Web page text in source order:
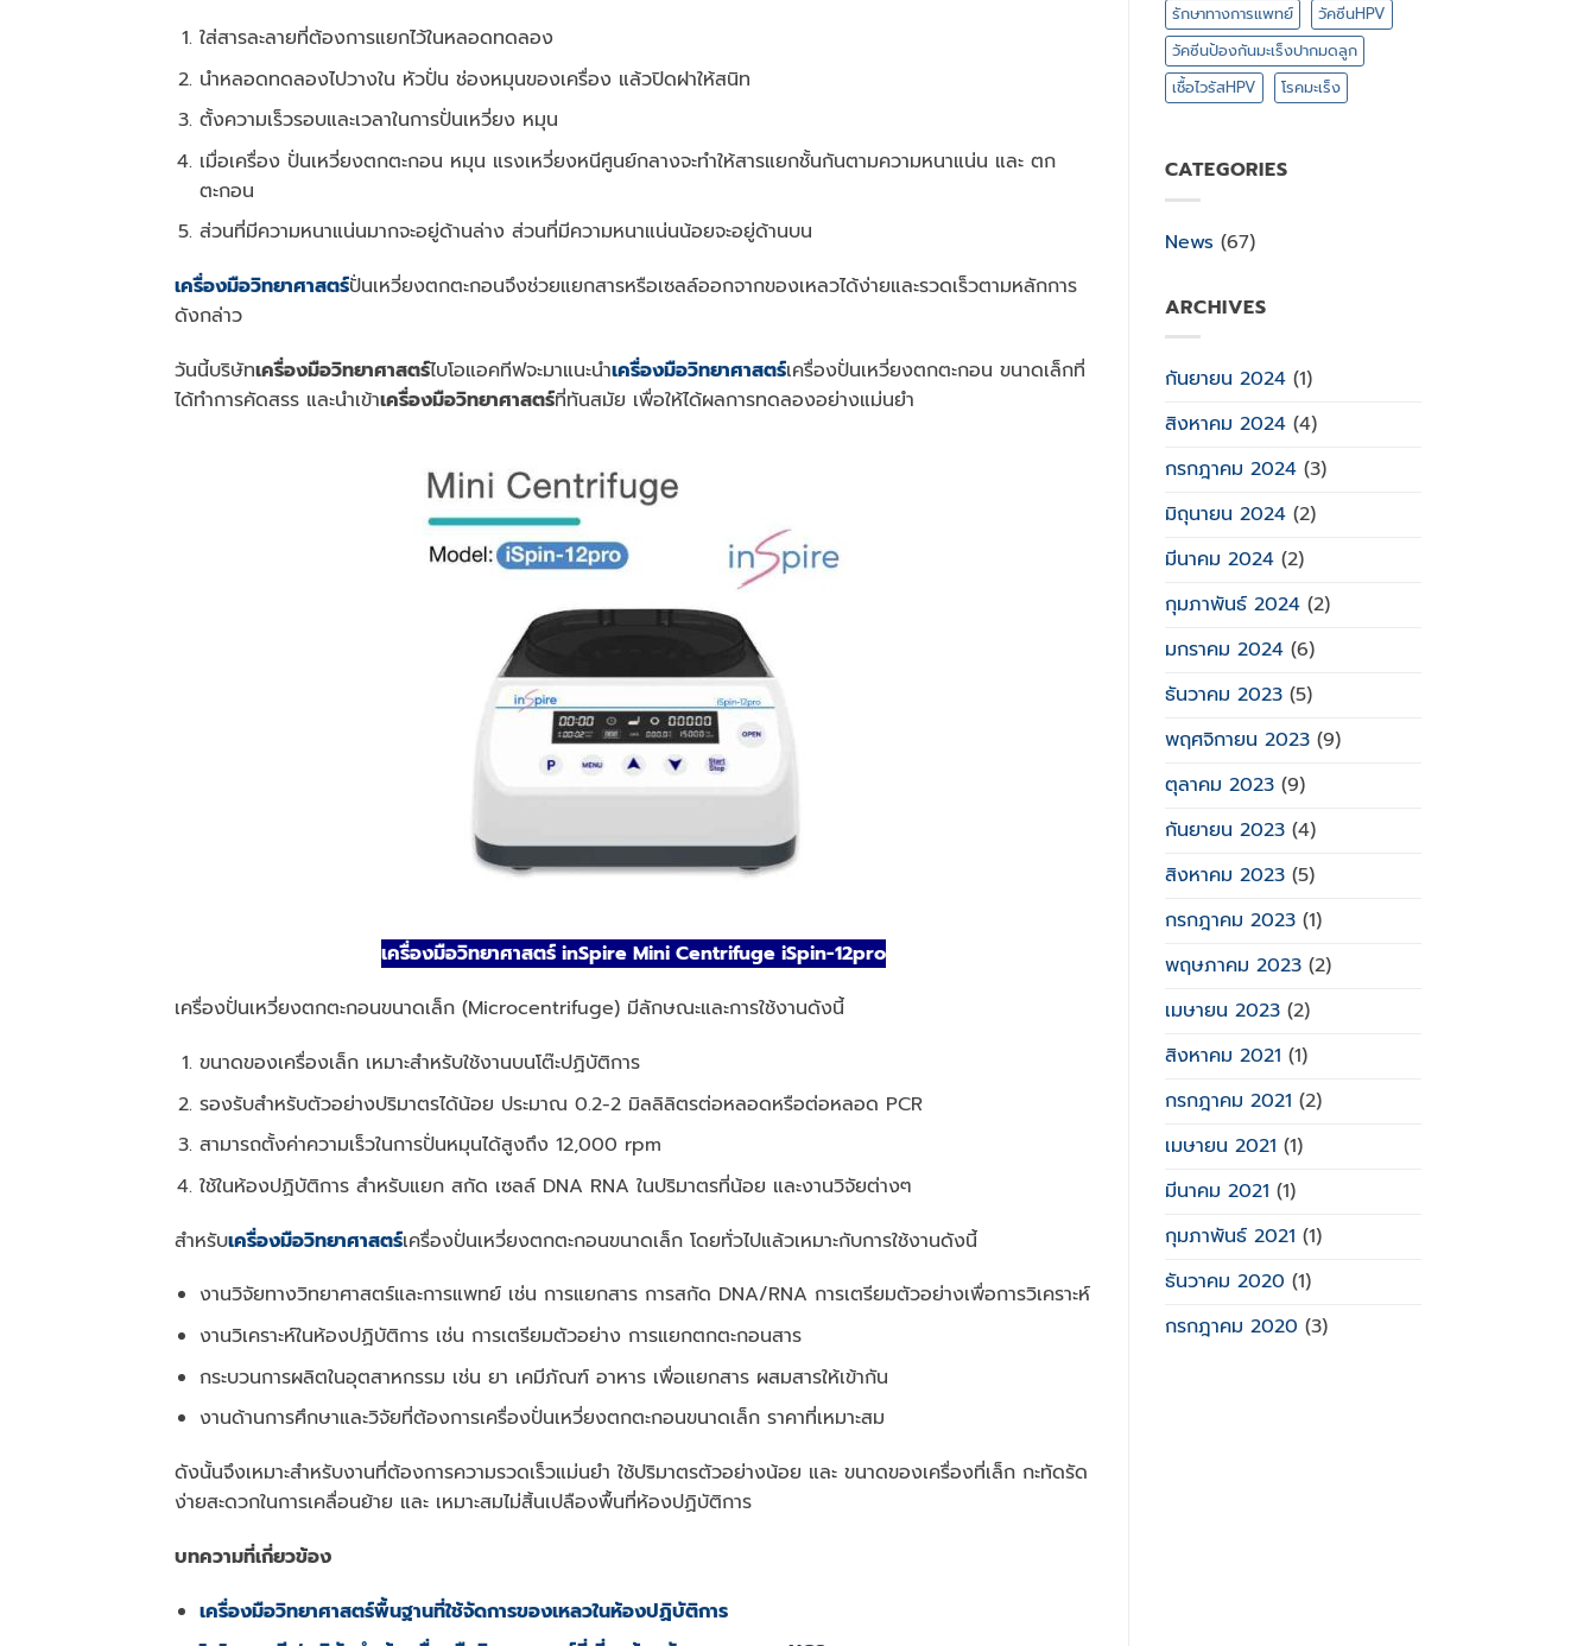
ใส่สารละลายที่ต้องการแยกไว้ในหลอดทดลอง
นำหลอดทดลองไปวางใน หัวปั่น ช่องหมุนของเครื่อง แล้วปิดฝาให้สนิท
ตั้งความเร็วรอบและเวลาในการปั่นเหวี่ยง หมุน
เมื่อเครื่อง ปั่นเหวี่ยงตกตะกอน หมุน แรงเหวี่ยงหนีศูนย์กลางจะทำให้สารแยกชั้นกันตามความหนาแน่น และ ตก
ตะกอน
ส่วนที่มีความหนาแน่นมากจะอยู่ด้านล่าง ส่วนที่มีความหนาแน่นน้อยจะอยู่ด้านบน
เครื่องมือวิทยาศาสตร์ปั่นเหวี่ยงตกตะกอนจึงช่วยแยกสารหรือเซลล์ออกจากของเหลวได้ง่ายและรวดเร็วตามหลักการ
ดังกล่าว
วันนี้บริษัทเครื่องมือวิทยาศาสตร์ไบโอแอคทีฟจะมาแนะนำเครื่องมือวิทยาศาสตร์เครื่องปั่นเหวี่ยงตกตะกอน ขนาดเล็กที่
ได้ทำการคัดสรร และนำเข้าเครื่องมือวิทยาศาสตร์ที่ทันสมัย เพื่อให้ได้ผลการทดลองอย่างแม่นยำ
เครื่องมือวิทยาศาสตร์ inSpire Mini Centrifuge iSpin-12pro
เครื่องปั่นเหวี่ยงตกตะกอนขนาดเล็ก (Microcentrifuge) มีลักษณะและการใช้งานดังนี้
ขนาดของเครื่องเล็ก เหมาะสำหรับใช้งานบนโต๊ะปฏิบัติการ
รองรับสำหรับตัวอย่างปริมาตรได้น้อย ประมาณ 0.2-2 มิลลิลิตรต่อหลอดหรือต่อหลอด PCR
สามารถตั้งค่าความเร็วในการปั่นหมุนได้สูงถึง 12,000 rpm
ใช้ในห้องปฏิบัติการ สำหรับแยก สกัด เซลล์ DNA RNA ในปริมาตรที่น้อย และงานวิจัยต่างๆ
สำหรับเครื่องมือวิทยาศาสตร์เครื่องปั่นเหวี่ยงตกตะกอนขนาดเล็ก โดยทั่วไปแล้วเหมาะกับการใช้งานดังนี้
งานวิจัยทางวิทยาศาสตร์และการแพทย์ เช่น การแยกสาร การสกัด DNA/RNA การเตรียมตัวอย่างเพื่อการวิเคราะห์
งานวิเคราะห์ในห้องปฏิบัติการ เช่น การเตรียมตัวอย่าง การแยกตกตะกอนสาร
กระบวนการผลิตในอุตสาหกรรม เช่น ยา เคมีภัณฑ์ อาหาร เพื่อแยกสาร ผสมสารให้เข้ากัน
งานด้านการศึกษาและวิจัยที่ต้องการเครื่องปั่นเหวี่ยงตกตะกอนขนาดเล็ก ราคาที่เหมาะสม
ดังนั้นจึงเหมาะสำหรับงานที่ต้องการความรวดเร็วแม่นยำ ใช้ปริมาตรตัวอย่างน้อย และ ขนาดของเครื่องที่เล็ก กะทัดรัด
ง่ายสะดวกในการเคลื่อนย้าย และ เหมาะสมไม่สิ้นเปลืองพื้นที่ห้องปฏิบัติการ
บทความที่เกี่ยวข้อง
เครื่องมือวิทยาศาสตร์พื้นฐานที่ใช้จัดการของเหลวในห้องปฏิบัติการ
รักษาทางการแพทย์
วัคซีนHPV
วัคซีนป้องกันมะเร็งปากมดลูก
เชื้อไวรัสHPV
โรคมะเร็ง
CATEGORIES
News (67)
ARCHIVES
กันยายน 2024(1)
สิงหาคม 2024(4)
กรกฎาคม 2024(3)
มิถุนายน 2024(2)
มีนาคม 2024(2)
กุมภาพันธ์ 2024(2)
มกราคม 2024(6)
ธันวาคม 2023(5)
พฤศจิกายน 2023(9)
ตุลาคม 2023(9)
กันยายน 2023(4)
สิงหาคม 2023(5)
กรกฎาคม 2023(1)
พฤษภาคม 2023(2)
เมษายน 2023(2)
สิงหาคม 2021 (1)
กรกฎาคม 2021 (2)
เมษายน 2021 (1)
มีนาคม 2021 (1)
กุมภาพันธ์ 2021 (1)
ธันวาคม 2020 (1)
กรกฎาคม 2020 (3)